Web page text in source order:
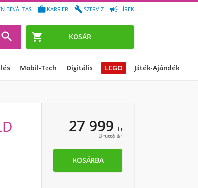
 KOSÁR
 HÍREK
 SZERVIZ
 KARRIER
BEVÁLTÁS

Mobil-Tech Digitális LEGO Játék-Ajándék
27 999 Ft
Bruttó ár
KOSÁRBA